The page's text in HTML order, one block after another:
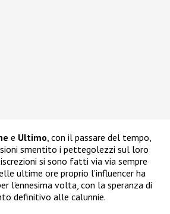
e Ultimo, con il passare del tempo,
smentito i pettegolezzi sul loro
si sono fatti via via sempre
ultime ore proprio l’influencer ha
l’ennesima volta, con la speranza di
definitivo alle calunnie.